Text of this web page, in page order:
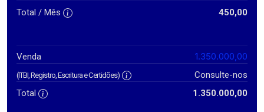
Total / Mês
450,00
Venda 1.350.000,00
(ITBI, Registro, Escritura e Certidões)
Consulte-nos
Total
1.350.000,00